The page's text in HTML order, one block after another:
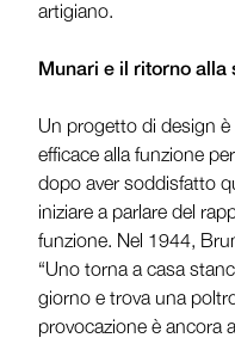
artigiano.
Munari e il ritorno alla
Un progetto di design
efficace alla funzione
dopo aver soddisfatto
iniziare a parlare del
funzione. Nel 1944,
“Uno torna a casa
giorno e trova una
provocazione è ancora